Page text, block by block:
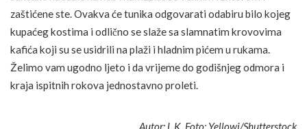
zaštićene ste. Ovakva će tunika odgovarati odabiru bilo kojeg
kupaćeg kostima i odlično se slaže sa slamnatim krovovima
kafića koji su se usidrili na plaži i hladnim pićem u rukama.
Želimo vam ugodno ljeto i da vrijeme do godišnjeg odmora i
kraja ispitnih rokova jednostavno proleti.
Autor: L.K. Foto: Yellowj/Shutterstock